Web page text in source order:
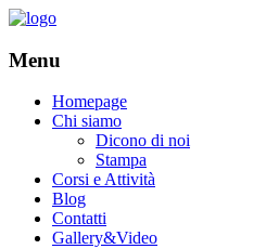
Menu
Homepage
Chi siamo
Dicono di noi
Stampa
Corsi e Attività
Blog
Contatti
Gallery&Video